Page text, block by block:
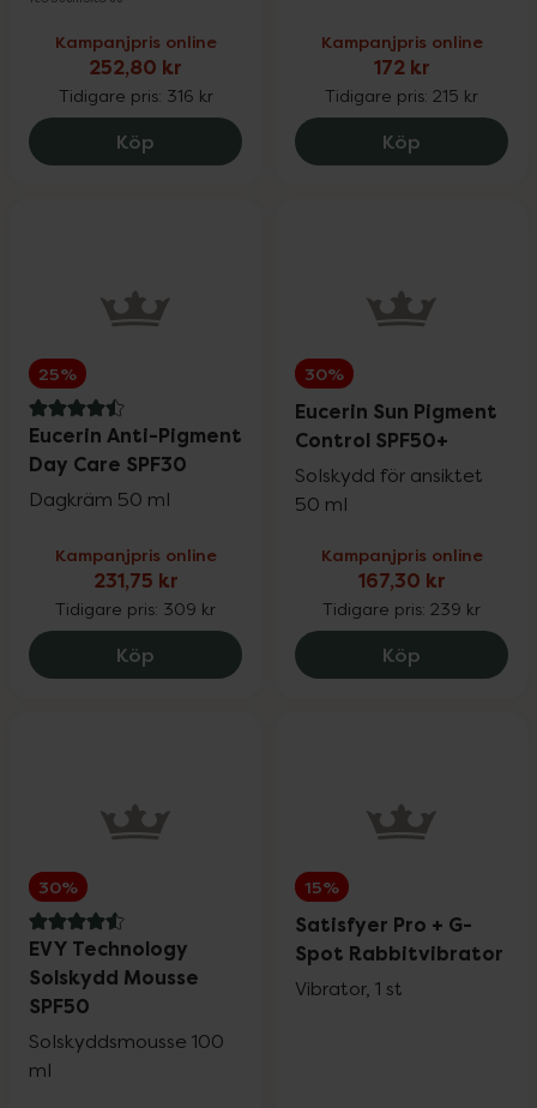
Kampanjpris online
252,80 kr
Tidigare pris: 316 kr
Köp Holistic D3-vitamin 2000, 252.8 kr.
Kampanjpris online
172 kr
Tidigare pris: 215 kr
Köp Hylo Gel,
25%
4.5 av 5 i omdöme
Eucerin Anti-Pigment
Day Care SPF30
Dagkräm 50 ml
Kampanjpris online
231,75 kr
Tidigare pris: 309 kr
Köp Eucerin Anti-Pigment Day Care SPF30,
30%
Eucerin Sun Pigment
Control SPF50+
Solskydd för ansiktet
50 ml
Kampanjpris online
167,30 kr
Tidigare pris: 239 kr
Köp Eucerin
30%
4.6 av 5 i omdöme
EVY Technology
Solskydd Mousse
SPF50
Solskyddsmousse 100
ml
15%
Satisfyer Pro + G-
Spot Rabbitvibrator
Vibrator, 1 st